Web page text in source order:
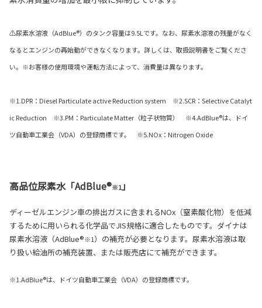
⚠尿素水溶液（AdBlue®）のタンク容量は9.5Lです。なお、尿素水溶液の残量がなく
なるとエンジンの再始動ができなくなります。詳しくは、取扱説明書をご覧くださ
い。※お客様の使用環境や運転方法によって、消費量は異なります。
※1.DPR：Diesel Particulate active Reduction system ※2.SCR：Selective Catalyt
ic Reduction ※3.PM：Particulate Matter（粒子状物質） ※4.AdBlue®は、ドイ
ツ自動車工業会（VDA）の登録商標です。 ※5.NOx：Nitrogen Oxide
高品位尿素水「AdBlue®※1」
ディーゼルエンジン車の排出ガスに含まれるNOx（窒素酸化物）を低減
するために用いられる化学品でJIS規格に適合したものです。ダイナは
尿素水溶液（AdBlue®※1）の補充が必要となります。尿素水溶液は取
り扱い給油所の補充装置、または販売店にて補充ができます。
※1.AdBlue®は、ドイツ自動車工業会（VDA）の登録商標です。